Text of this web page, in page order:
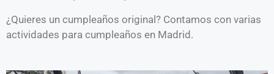
¿Quieres un cumpleaños original? Contamos con varias
actividades para cumpleaños en Madrid.